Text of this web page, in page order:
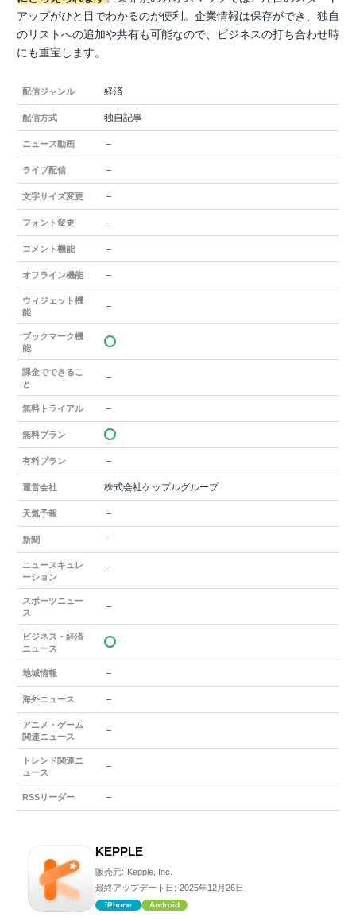
アップがひと目でわかるのが便利。企業情報は保存ができ、独自
のリストへの追加や共有も可能なので、ビジネスの打ち合わせ時
にも重宝します。
配信ジャンル 経済
配信方式 独自記事
ニュース動画 －
ライブ配信 －
文字サイズ変更 －
フォント変更 －
コメント機能 －
オフライン機能 －
ウィジェット機
能
－
ブックマーク機
能
課金でできるこ
と
－
無料トライアル －
無料プラン
有料プラン －
運営会社 株式会社ケップルグループ
天気予報 －
新聞 －
ニュースキュレ
ーション
－
スポーツニュー
ス
－
ビジネス・経済
ニュース
地域情報 －
海外ニュース －
アニメ・ゲーム
関連ニュース
－
トレンド関連ニ
ュース
－
RSSリーダー －
KEPPLE
販売元: Kepple, Inc.
最終アップデート日: 2025年12月26日
iPhone Android